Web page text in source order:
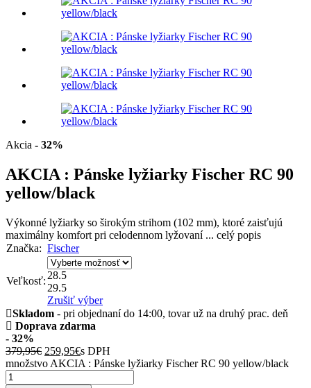
Akcia - 32%
AKCIA : Pánske lyžiarky Fischer RC 90
yellow/black
Výkonné lyžiarky so širokým strihom (102 mm), ktoré zaisťujú
maximálny komfort pri celodennom lyžovaní ... celý popis
Značka: Fischer
Veľkosť: 28.5
29.5
Zrušiť výber
Skladom - pri objednaní do 14:00, tovar už na druhý prac. deň
Doprava zdarma
- 32%
379,95€ 259,95€s DPH
množstvo AKCIA : Pánske lyžiarky Fischer RC 90 yellow/black